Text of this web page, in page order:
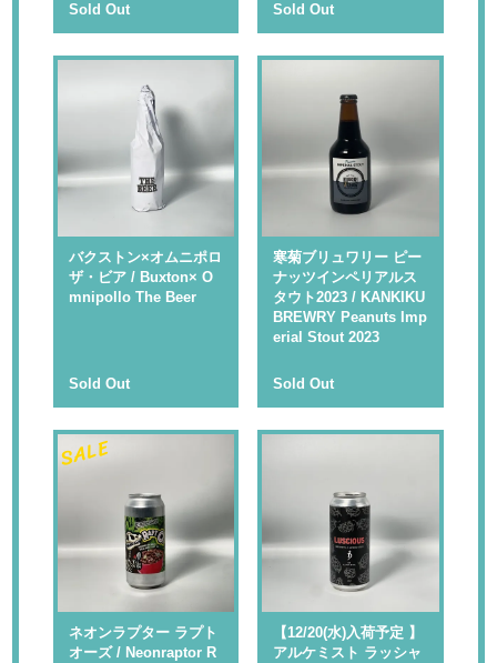
Sold Out Sold Out
バクストン×オムニポロ
ザ・ビア / Buxton× O
mnipollo The Beer
Sold Out
寒菊ブリュワリー ピー
ナッツインペリアルス
タウト2023 / KANKIKU
BREWRY Peanuts Imp
erial Stout 2023
Sold Out
SALE
ネオンラプター ラプト
オーズ / Neonraptor R
【12/20(水)入荷予定 】
アルケミスト ラッシャ